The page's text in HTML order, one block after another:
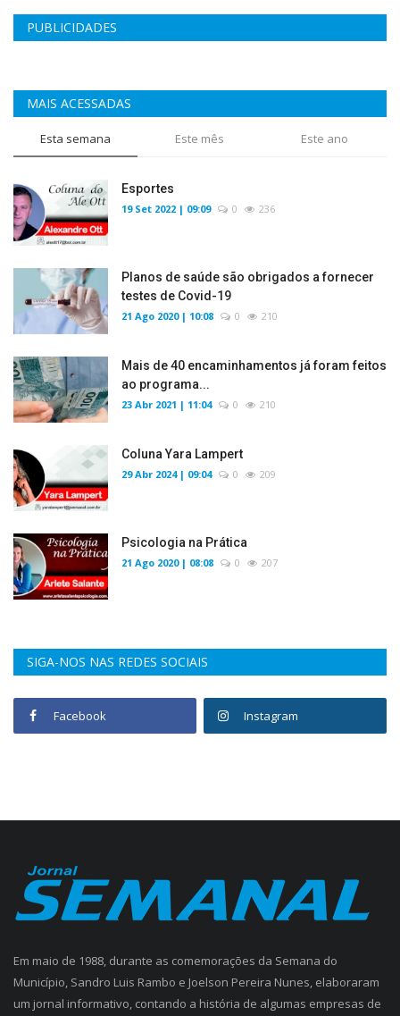
PUBLICIDADES
MAIS ACESSADAS
Esta semana Este mês Este ano
Esportes
19 Set 2022 | 09:09 0 236
Planos de saúde são obrigados a fornecer
testes de Covid-19
21 Ago 2020 | 10:08 0 210
Mais de 40 encaminhamentos já foram feitos
ao programa...
23 Abr 2021 | 11:04 0 210
Coluna Yara Lampert
29 Abr 2024 | 09:04 0 209
Psicologia na Prática
21 Ago 2020 | 08:08 0 207
SIGA-NOS NAS REDES SOCIAIS
Facebook Instagram
Em maio de 1988, durante as comemorações da Semana do
Município, Sandro Luis Rambo e Joelson Pereira Nunes, elaboraram
um jornal informativo, contando a história de algumas empresas de